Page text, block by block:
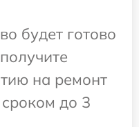
будет готово
на ремонт
до 3